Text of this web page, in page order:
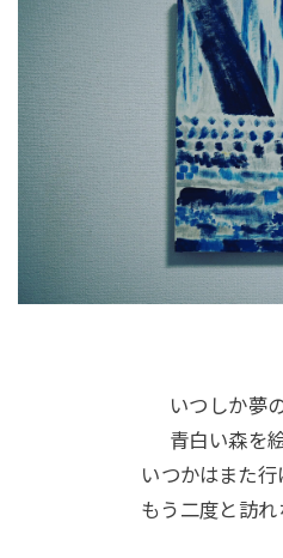
いつしか夢
青白い森を
いつかはまた
もう二度と訪